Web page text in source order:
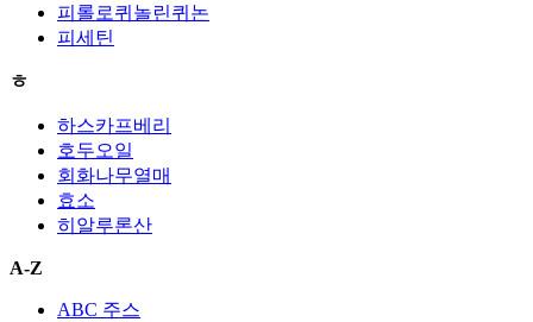
피롤로퀴놀린퀴논
피세틴
ㅎ
하스카프베리
호두오일
회화나무열매
효소
히알루론산
A-Z
ABC 주스